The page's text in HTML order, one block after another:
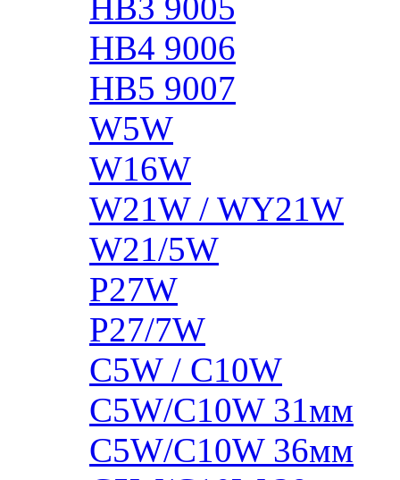
HB4 9006
HB5 9007
W5W
W16W
W21W / WY21W
W21/5W
P27W
P27/7W
C5W / C10W
C5W/C10W 31мм
C5W/C10W 36мм